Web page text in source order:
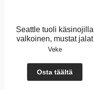
Seattle tuoli käsinojilla
valkoinen, mustat jalat
Veke
Osta täältä